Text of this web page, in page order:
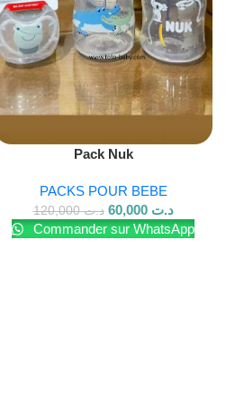
Pack Nuk
PACKS POUR BEBE
د.ت120,000 د.ت 60,000
Commander sur WhatsApp